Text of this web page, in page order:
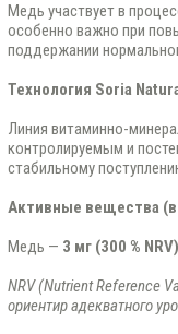
Медь участвует в
особенно важно при
поддержании
Технология Soria
Линия витаминно-
контролируемым и
стабильному
Активные вещества (в
Медь — 3 мг (300 % NRV)
NRV (Nutrient Reference
ориентир адекватного